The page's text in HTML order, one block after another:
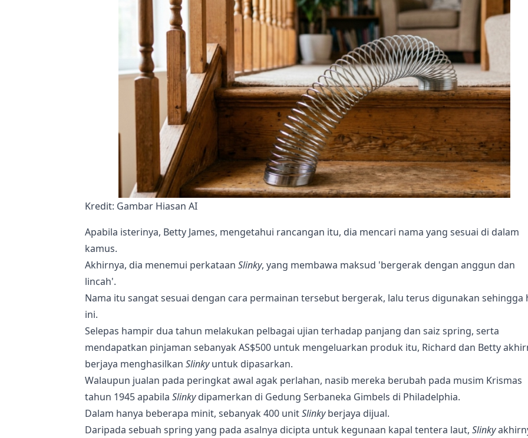
Kredit: Gambar Hiasan AI
Apabila isterinya, Betty James, mengetahui rancangan itu, dia mencari nama yang sesuai di dalam
kamus.
Akhirnya, dia menemui perkataan Slinky, yang membawa maksud 'bergerak dengan anggun dan
lincah'.
Nama itu sangat sesuai dengan cara permainan tersebut bergerak, lalu terus digunakan sehingga
ini.
Selepas hampir dua tahun melakukan pelbagai ujian terhadap panjang dan saiz spring, serta
mendapatkan pinjaman sebanyak AS$500 untuk mengeluarkan produk itu, Richard dan Betty
berjaya menghasilkan Slinkyuntuk dipasarkan.
Walaupun jualan pada peringkat awal agak perlahan, nasib mereka berubah pada musim Krismas
tahun 1945 apabila Slinkydipamerkan di Gedung Serbaneka Gimbels di Philadelphia.
Dalam hanya beberapa minit, sebanyak 400 unitSlinkyberjaya dijual.
Daripada sebuah spring yang pada asalnya dicipta untuk kegunaan kapal tentera laut, Slinky